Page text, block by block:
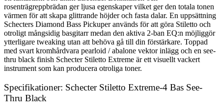
rosenträgreppbrädan ger ljusa egenskaper vilket ger den totala tonen
värmen för att skapa glittrande höjder och fasta dalar. En uppsättning
Schecters Diamond Bass Pickuper används för att göra Stiletto och
otroligt mångsidig basgitarr medan den aktiva 2-ban EQ:n möjliggör
ytterligare tweaking utan att behöva gå till din förstärkare. Toppad
med svart kromhårdvara pearloid / abalone vektor inlägg och en see-
thru black finish Schecter Stiletto Extreme är ett visuellt vackert
instrument som kan producera otroliga toner.
Specifikationer: Schecter Stiletto Extreme-4 Bas See-
Thru Black